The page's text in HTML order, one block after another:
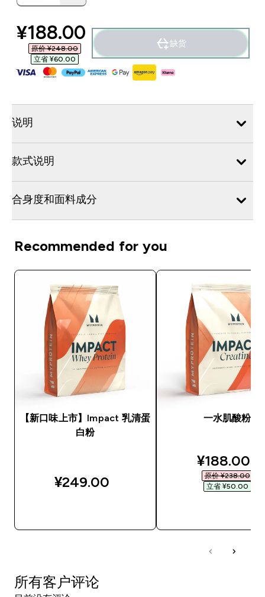
discounted price
¥188.00‎
原价 ¥248.00‎
立省 ¥60.00‎
缺货
说明
款式说明
合身度和面料成分
Recommended for you
【新口味上市】Impact 乳清蛋
白粉
¥249.00‎
一水肌酸粉
¥188.00‎
原价 ¥238.00‎
立省 ¥50.00‎
所有客户评论